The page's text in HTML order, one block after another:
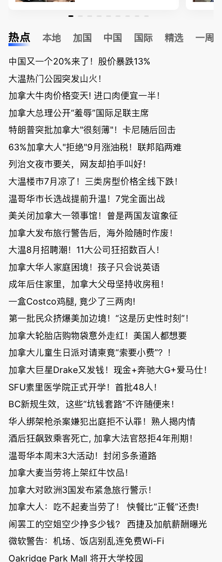
热点 本地 加国 中国 国际 精选 一周
中国又一个20%来了！股价暴跌13%
大温热门公园突发山火！
加拿大牛肉价格变天! 进口肉便宜一半！
加拿大总理公开“羞辱”国际足联主席
特朗普突批加拿大"很刻薄"！卡尼随后回击
63%加拿大人"拒绝"9月涨油税！联邦陷两难
列治文夜市要关，网友却拍手叫好！
大温楼市7月凉了！三类房型价格全线下跌！
温哥华市长选战提前升温！7党全面出战
美关闭加拿大一领事馆！曾是两国友谊象征
加拿大发布旅行警告后，海外险随时作废！
大温8月招聘潮！11大公司狂招数百人！
加拿大华人家庭困境！孩子只会说英语
成年后住家里，加拿大父母坚持收房租！
一盒Costco鸡腿, 竟少了三两肉!
第一批民众挤爆美加边境！“这是历史性时刻”！
加拿大轮胎店购物袋意外走红！美国人都想要
加拿大儿童生日派对请柬竟“索要小费”？！
加拿大巨星Drake又发钱！现金+奔驰大G+爱马仕！
SFU素里医学院正式开学！首批48人！
BC新规生效，这些“坑钱套路”不许随便来！
华人绑架枪杀案嫌犯出庭拒不认罪！熟人揭内情
酒后狂飙致乘客死亡, 加拿大法官怒拒4年刑期！
温哥华本周末3大活动！封闭多条道路
加拿大麦当劳将上架红牛饮品！
加拿大对欧洲3国发布紧急旅行警示！
加拿大人：吃不起麦当劳了！ 快餐比“正餐”还贵!
闹罢工的空姐空少挣多少钱？ 西捷及加航薪酬曝光
微软警告：机场、饭店别乱连免费Wi-Fi
Oakridge Park Mall 将开大学校园